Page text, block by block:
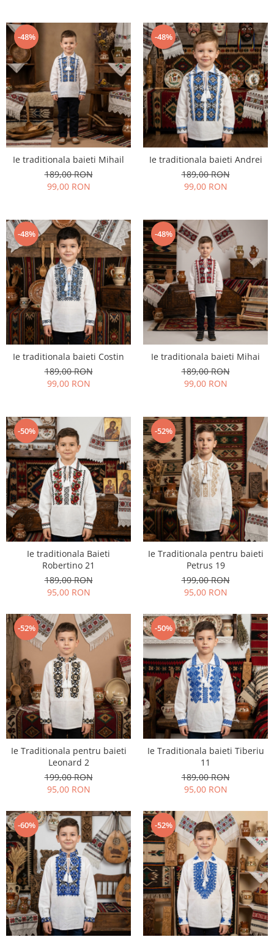
-48%
Ie traditionala baieti Mihail
189,00 RON
99,00 RON
-48%
Ie traditionala baieti Andrei
189,00 RON
99,00 RON
-48%
Ie traditionala baieti Costin
189,00 RON
99,00 RON
-48%
Ie traditionala baieti Mihai
189,00 RON
99,00 RON
-50%
Ie traditionala Baieti
Robertino 21
189,00 RON
95,00 RON
-52%
Ie Traditionala pentru baieti
Petrus 19
199,00 RON
95,00 RON
-52%
Ie Traditionala pentru baieti
Leonard 2
199,00 RON
95,00 RON
-50%
Ie Traditionala baieti Tiberiu
11
189,00 RON
95,00 RON
-60% -52%